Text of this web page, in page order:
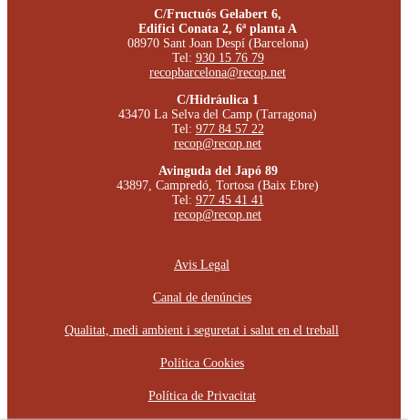
C/Fructuós Gelabert 6,
Edifici Conata 2, 6ª planta A
08970 Sant Joan Despí (Barcelona)
Tel: 930 15 76 79
recopbarcelona@recop.net
C/Hidráulica 1
43470 La Selva del Camp (Tarragona)
Tel: 977 84 57 22
recop@recop.net
Avinguda del Japó 89
43897, Campredó, Tortosa (Baix Ebre)
Tel: 977 45 41 41
recop@recop.net
Avis Legal
Canal de denúncies
Qualitat, medi ambient i seguretat i salut en el treball
Política Cookies
Política de Privacitat